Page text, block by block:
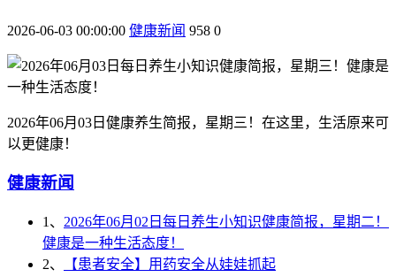
2026-06-03 00:00:00 健康新闻 958 0
2026年06月03日健康养生简报，星期三！在这里，生活原来可
以更健康！
健康新闻
1、 2026年06月02日每日养生小知识健康简报，星期二！
健康是一种生活态度！
2、
【患者安全】用药安全从娃娃抓起